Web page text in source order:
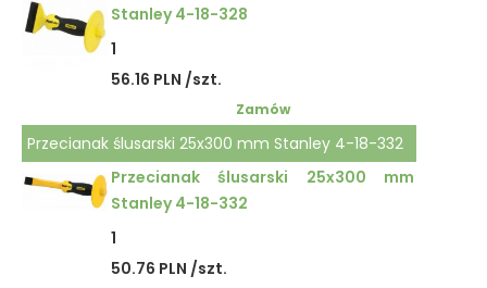
Stanley 4-18-328
1
56.16 PLN /szt.
Zamów
Przecianak ślusarski 25x300 mm Stanley 4-18-332
Przecianak ślusarski 25x300 mm
Stanley 4-18-332
1
50.76 PLN /szt.